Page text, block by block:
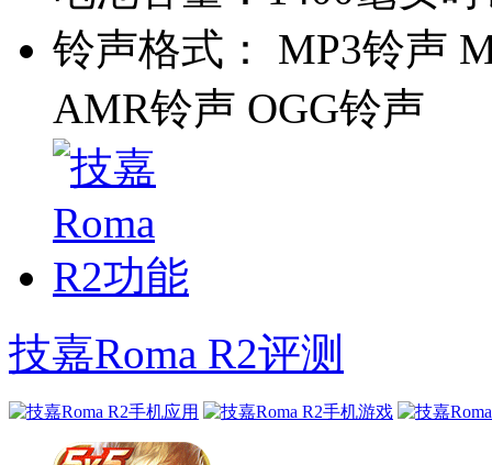
铃声格式：
MP3铃声
AMR铃声 OGG铃声
技嘉Roma R2评测